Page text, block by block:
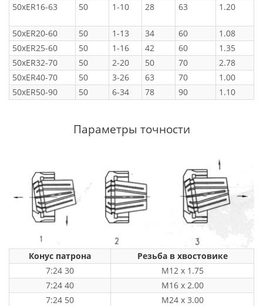
50xER16-63
50 1-10 28 63 1.20
50xER20-60 50 1-13 34 60
1.08
50xER25-60
50 1-16 42 60
1.35
50xER32-70
50 2-20 50 70
2.78
50xER40-70
50 3-26 63 70
1.00
50xER50-90
50 6-34 78 90 1.10
Параметры точности
Конус патрона
Резьба в хвостовике
7:24 30
M12 x 1.75
7:24 40
M16 x 2.00
7:24 50
M24 x 3.00